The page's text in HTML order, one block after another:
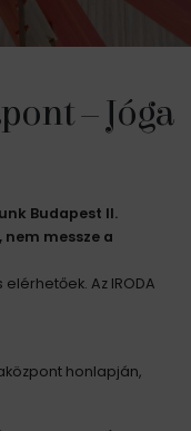
– Jóga
Budapest II.
messze a
Az IRODA
honlapján,